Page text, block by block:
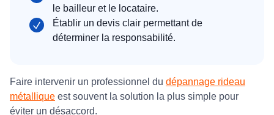
le bailleur et le locataire.
Établir un devis clair permettant de
déterminer la responsabilité.
Faire intervenir un professionnel du dépannage rideau
métallique est souvent la solution la plus simple pour
éviter un désaccord.